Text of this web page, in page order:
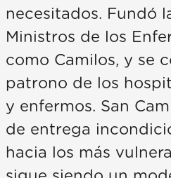
necesitados. Fundó
Ministros de los
como Camilos, y se
patrono de los
y enfermos. San
de entrega
hacia los más